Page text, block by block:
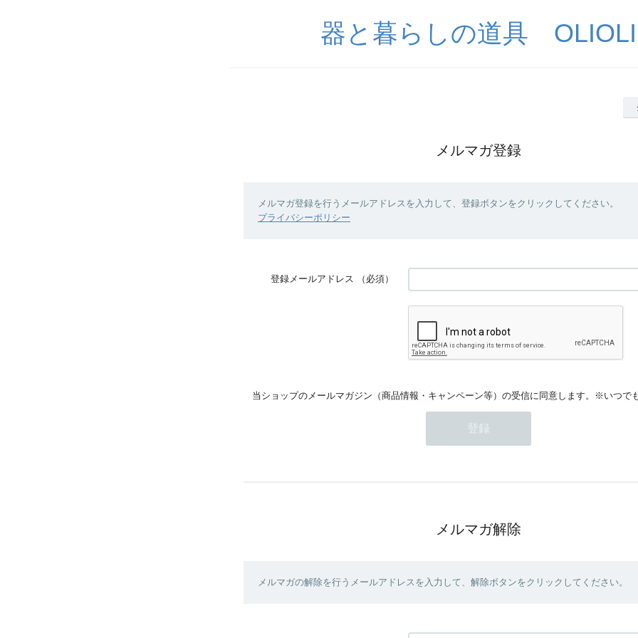
器と暮らしの道具 OLIOLI
メルマガ登録
メルマガ登録を行うメールアドレスを入力して、登録ボタンをクリックしてください。
プライバシーポリシー
登録メールアドレス （必須）
当ショップのメールマガジン（商品情報・キャンペーン等）の受信に同意します。※いつで
メルマガ解除
メルマガの解除を行うメールアドレスを入力して、解除ボタンをクリックしてください。